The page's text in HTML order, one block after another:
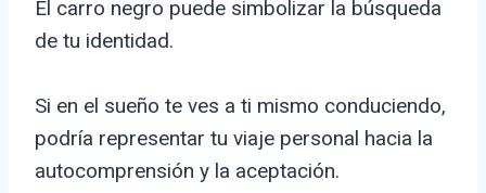
El carro negro puede simbolizar la búsqueda
de tu identidad.
Si en el sueño te ves a ti mismo conduciendo,
podría representar tu viaje personal hacia la
autocomprensión y la aceptación.